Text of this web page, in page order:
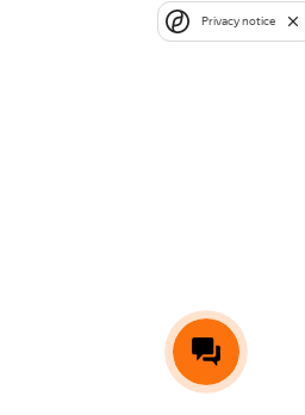
Privacy notice